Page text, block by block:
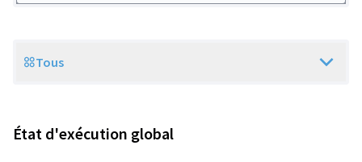
Scope
Tous
État d'exécution global